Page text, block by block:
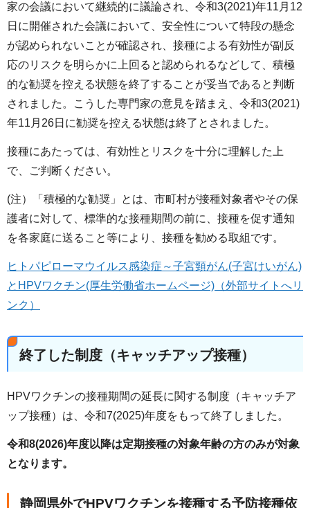
家の会議において継続的に議論され、令和3(2021)年11月12
日に開催された会議において、安全性について特段の懸念
が認められないことが確認され、接種による有効性が副反
応のリスクを明らかに上回ると認められるなどして、積極
的な勧奨を控える状態を終了することが妥当であると判断
されました。こうした専門家の意見を踏まえ、令和3(2021)
年11月26日に勧奨を控える状態は終了とされました。
接種にあたっては、有効性とリスクを十分に理解した上
で、ご判断ください。
(注）「積極的な勧奨」とは、市町村が接種対象者やその保
護者に対して、標準的な接種期間の前に、接種を促す通知
を各家庭に送ること等により、接種を勧める取組です。
ヒトパピローマウイルス感染症～子宮頸がん(子宮けいがん)
とHPVワクチン(厚生労働省ホームページ)（外部サイトへリ
ンク）
終了した制度（キャッチアップ接種）
HPVワクチンの接種期間の延長に関する制度（キャッチア
ップ接種）は、令和7(2025)年度をもって終了しました。
令和8(2026)年度以降は定期接種の対象年齢の方のみが対象
となります。
静岡県外でHPVワクチンを接種する予防接種依